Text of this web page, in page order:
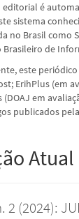
editorial é
sistema
no Brasil como
de
este periódico
ErihPlus (em
(DOAJ em
publicados
Atual
2 (2024):